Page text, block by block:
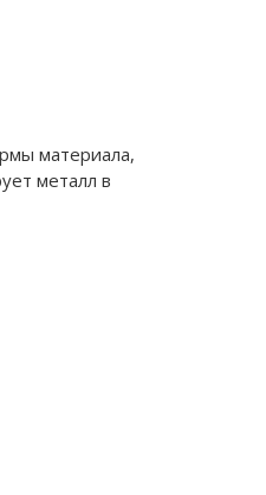
материала,
металл в